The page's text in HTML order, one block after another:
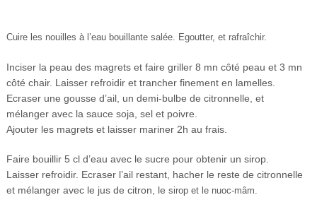
Cuire les nouilles à l’eau bouillante salée. Egoutter, et rafraîchir.
Inciser la peau des magrets et faire griller 8 mn côté peau et 3 mn
côté chair. Laisser refroidir et trancher finement en lamelles.
Ecraser une gousse d’ail, un demi-bulbe de citronnelle, et
mélanger avec la sauce soja, sel et poivre.
Ajouter les magrets et laisser mariner 2h au frais.
Faire bouillir 5 cl d’eau avec le sucre pour obtenir un sirop.
Laisser refroidir. Ecraser l’ail restant, hacher le reste de citronnelle
et mélanger avec le jus de citron, le sirop et le nuoc-mâm.